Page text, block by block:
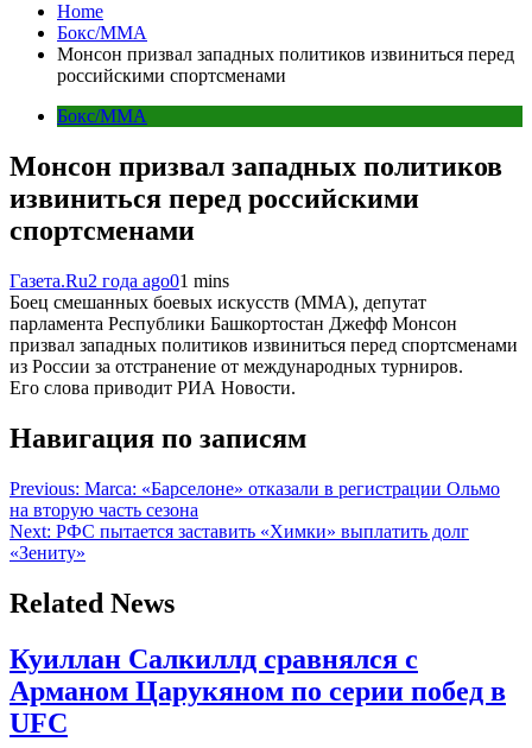
Home
Бокс/MMA
Монсон призвал западных политиков извиниться перед
российскими спортсменами
Бокс/MMA
Монсон призвал западных политиков
извиниться перед российскими
спортсменами
Газета.Ru2 года ago01 mins
Боец смешанных боевых искусств (ММА), депутат
парламента Республики Башкортостан Джефф Монсон
призвал западных политиков извиниться перед спортсменами
из России за отстранение от международных турниров.
Его слова приводит РИА Новости.
Навигация по записям
Previous: Marca: «Барселоне» отказали в регистрации Ольмо
на вторую часть сезона
Next: РФС пытается заставить «Химки» выплатить долг
«Зениту»
Related News
Куиллан Салкиллд сравнялся с
Арманом Царукяном по серии побед в
UFC